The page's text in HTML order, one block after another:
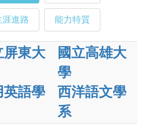
涯進路 能力特質
屏東大
英語學
國立高雄大
學
西洋語文學
系